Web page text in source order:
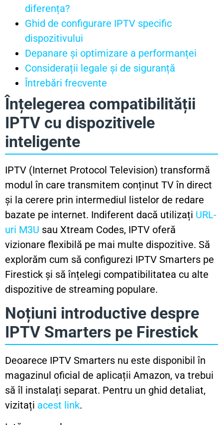
diferența?
Ghid de configurare IPTV specific
dispozitivului
Depanare și optimizare a performanței
Considerații legale și de siguranță
Întrebări frecvente
Înțelegerea compatibilității
IPTV cu dispozitivele
inteligente
IPTV (Internet Protocol Television) transformă
modul în care transmitem conținut TV în direct
și la cerere prin intermediul listelor de redare
bazate pe internet. Indiferent dacă utilizați URL-
uri M3U sau Xtream Codes, IPTV oferă
vizionare flexibilă pe mai multe dispozitive. Să
explorăm cum să configurezi IPTV Smarters pe
Firestick și să înțelegi compatibilitatea cu alte
dispozitive de streaming populare.
Noțiuni introductive despre
IPTV Smarters pe Firestick
Deoarece IPTV Smarters nu este disponibil în
magazinul oficial de aplicații Amazon, va trebui
să îl instalați separat. Pentru un ghid detaliat,
vizitați acest link.